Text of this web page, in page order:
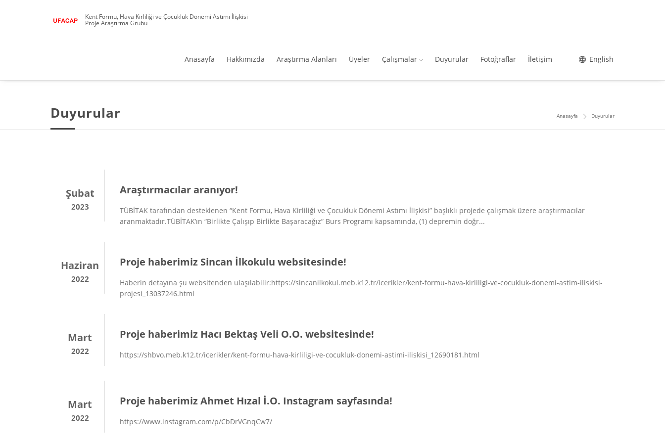
Kent Formu, Hava Kirliliği ve Çocukluk Dönemi Astımı İlişkisi
Proje Araştırma Grubu
Anasayfa Hakkımızda Araştırma Alanları Üyeler Çalışmalar Duyurular Fotoğraflar İletişim English
Duyurular Anasayfa Duyurular
Şubat
2023
Araştırmacılar aranıyor!
TÜBİTAK tarafından desteklenen “Kent Formu, Hava Kirliliği ve Çocukluk Dönemi Astımı İlişkisi” başlıklı projede çalışmak üzere araştırmacılar
aranmaktadır.TÜBİTAK’ın “Birlikte Çalışıp Birlikte Başaracağız” Burs Programı kapsamında, (1) depremin doğr...
Haziran
2022
Proje haberimiz Sincan İlkokulu websitesinde!
Haberin detayına şu websitenden ulaşılabilir:https://sincanilkokul.meb.k12.tr/icerikler/kent-formu-hava-kirliligi-ve-cocukluk-donemi-astim-iliskisi-
projesi_13037246.html
Mart
2022
Proje haberimiz Hacı Bektaş Veli O.O. websitesinde!
https://shbvo.meb.k12.tr/icerikler/kent-formu-hava-kirliligi-ve-cocukluk-donemi-astimi-iliskisi_12690181.html
Mart
2022
Proje haberimiz Ahmet Hızal İ.O. Instagram sayfasında!
https://www.instagram.com/p/CbDrVGnqCw7/